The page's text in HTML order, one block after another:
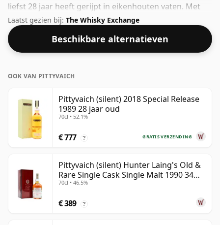
liefst 28 jaar heeft gerijpt in eikenhouten vaten. Met
51,4% alcohol is dit alcoholgehalte meer dan
acceptabel. Gebotteld in de standaardafgiftegrootte
van 70cl.
Laatst gezien bij: The Whisky Exchange
Beschikbare alternatieven
OOK VAN PITTYVAICH
Pittyvaich (silent) 2018 Special Release
1989 28 jaar oud
70cl • 52.1%
GRATIS VERZENDING
€ 777 ?
Pittyvaich (silent) Hunter Laing's Old &
Rare Single Cask Single Malt 1990 34
jaar oud
70cl • 46.5%
€ 389 ?